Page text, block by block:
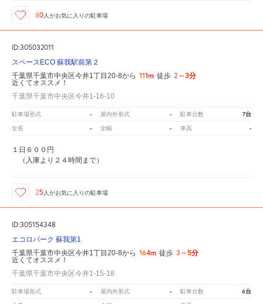
80人がお気に入りの駐車場
ID:305032011
スペースECO 蘇我駅前第２
千葉県千葉市中央区今井1丁目20-8から 111m 徒歩 2～3分
近くてオススメ！
千葉県千葉市中央区今井1-16-10
駐車場形式 - 屋内外形式 - 駐車台数 7台
全長 - 全幅 - 車高 -
１日６００円
（入庫より２４時間まで）
25人がお気に入りの駐車場
ID:305154348
エコロパーク 蘇我第1
千葉県千葉市中央区今井1丁目20-8から 164m 徒歩 3～5分
近くてオススメ！
千葉県千葉市中央区今井1-15-18
駐車場形式 - 屋内外形式 - 駐車台数 6台